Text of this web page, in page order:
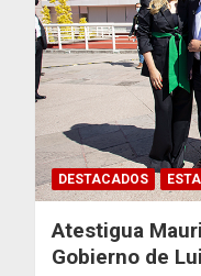
DESTACADOS
Atestigua
Gobierno de